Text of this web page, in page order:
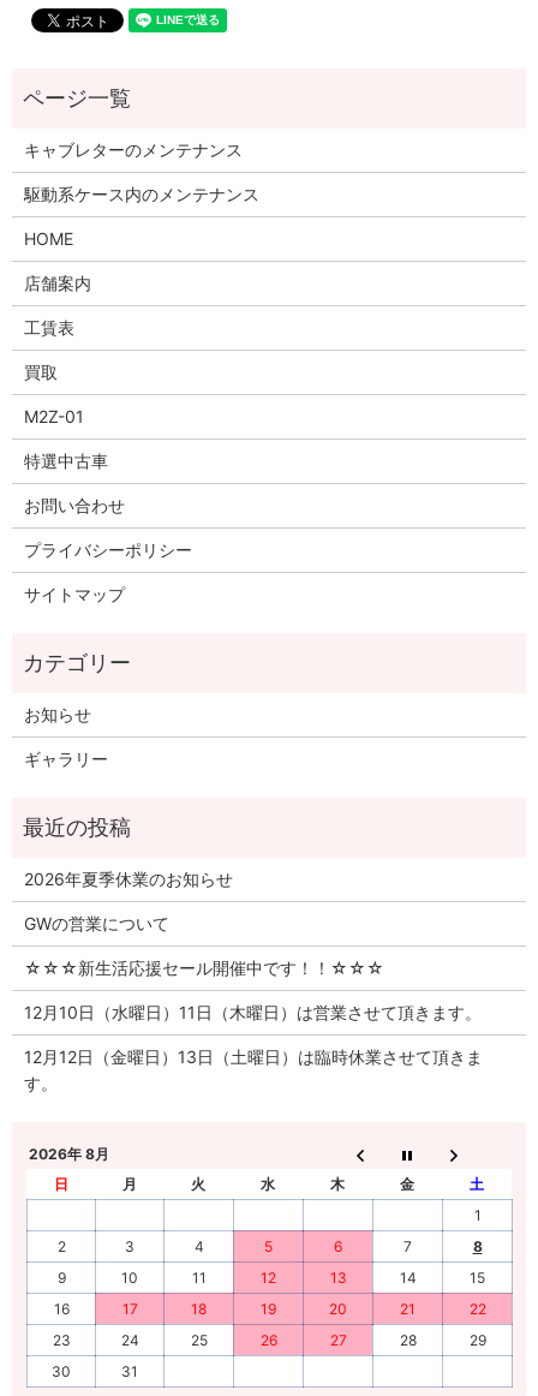
キャブレターのメンテナンス
駆動系ケース内のメンテナンス
HOME
店舗案内
工賃表
買取
M2Z-01
特選中古車
お問い合わせ
プライバシーポリシー
サイトマップ
お知らせ
ギャラリー
2026年夏季休業のお知らせ
GWの営業について
☆☆☆新生活応援セール開催中です！！☆☆☆
12月10日（水曜日）11日（木曜日）は営業させて頂きます。
12月12日（金曜日）13日（土曜日）は臨時休業させて頂きま
す。
2026年 8月
日
月 火 水 木 金
土
1
2
3 4 5 6 7
8
9
10 11 12 13 14
15
16
17 18 19 20 21
22
23
24 25 26 27 28
29
30
31